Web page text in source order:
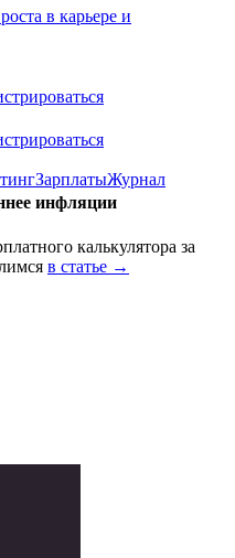
в карьере и
ЗарплатыЖурнал
инфляции
калькулятора за
в статье →